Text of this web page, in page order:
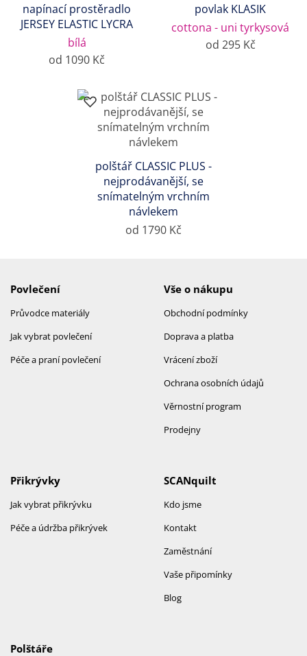
napínací prostěradlo
JERSEY ELASTIC LYCRA
bílá
od 1090 Kč
povlak KLASIK
cottona - uni tyrkysová
od 295 Kč
polštář CLASSIC PLUS -
nejprodávanější, se
snímatelným vrchním
návlekem
od 1790 Kč
Povlečení
Průvodce materiály
Jak vybrat povlečení
Péče a praní povlečení
Vše o nákupu
Obchodní podmínky
Doprava a platba
Vrácení zboží
Ochrana osobních údajů
Věrnostní program
Prodejny
SCANquilt
Kdo jsme
Kontakt
Zaměstnání
Vaše připomínky
Blog
Přikrývky
Jak vybrat přikrývku
Péče a údržba přikrývek
Polštáře